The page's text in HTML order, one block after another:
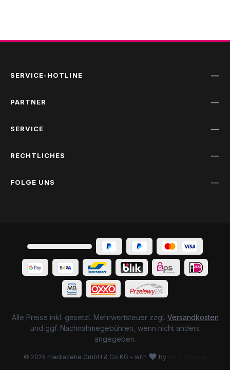
SERVICE-HOTLINE
PARTNER
SERVICE
RECHTLICHES
FOLGE UNS
© 2026 mediazehe GmbH & Co KG - with by
Alle Preise inkl. gesetzl. Mehrwertsteuer zzgl. Versandkosten
und ggf. Nachnahmegebühren, wenn nicht anders
angegeben.